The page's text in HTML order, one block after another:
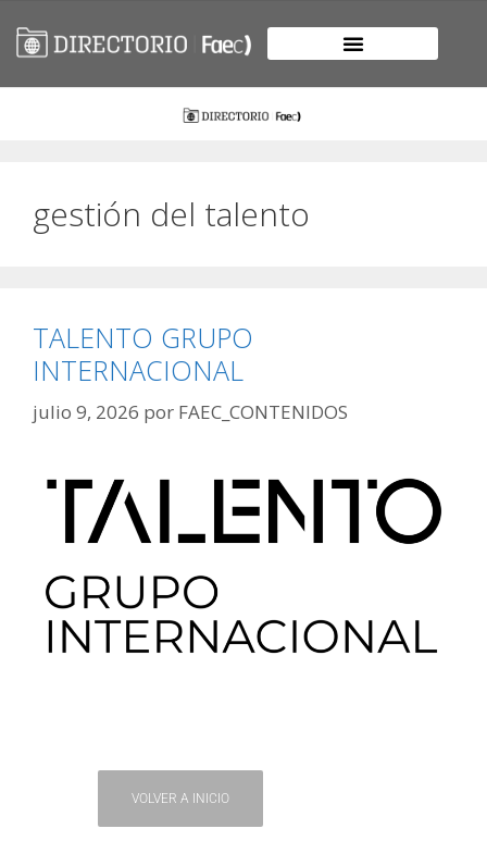
gestión del talento
TALENTO GRUPO
INTERNACIONAL
julio 9, 2026 por FAEC_CONTENIDOS
VOLVER A INICIO